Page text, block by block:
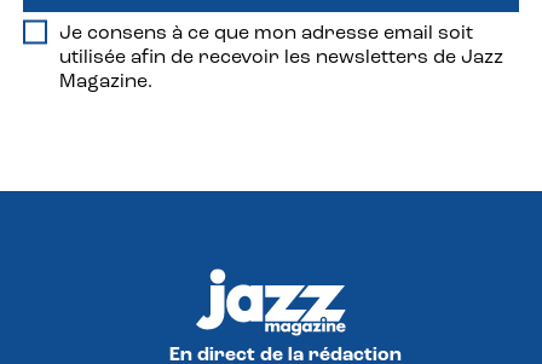
Je consens à ce que mon adresse email soit
utilisée afin de recevoir les newsletters de Jazz
Magazine.
En direct de la rédaction